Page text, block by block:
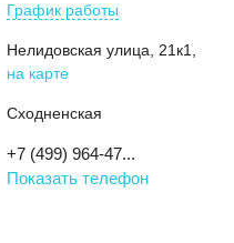
График работы
Нелидовская улица, 21к1
на карте
Сходненская
+7 (499) 964-47...
Показать телефон